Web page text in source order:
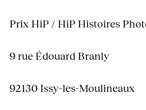
Prix HiP / HiP Histoires
9 rue Édouard Branly
92130 Issy-les-Moulineaux